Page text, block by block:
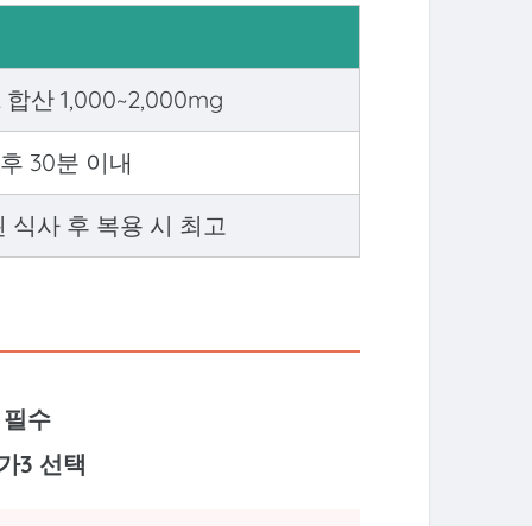
합산 1,000~2,000mg
30분 이내
식사 후 복용 시 최고
수
3 선택